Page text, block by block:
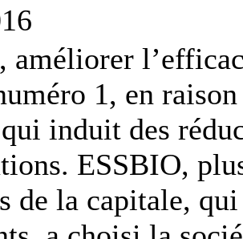
1, en
induit des
ESSBIO,
de la capitale,